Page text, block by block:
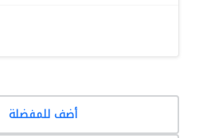
أضف للمفضلة